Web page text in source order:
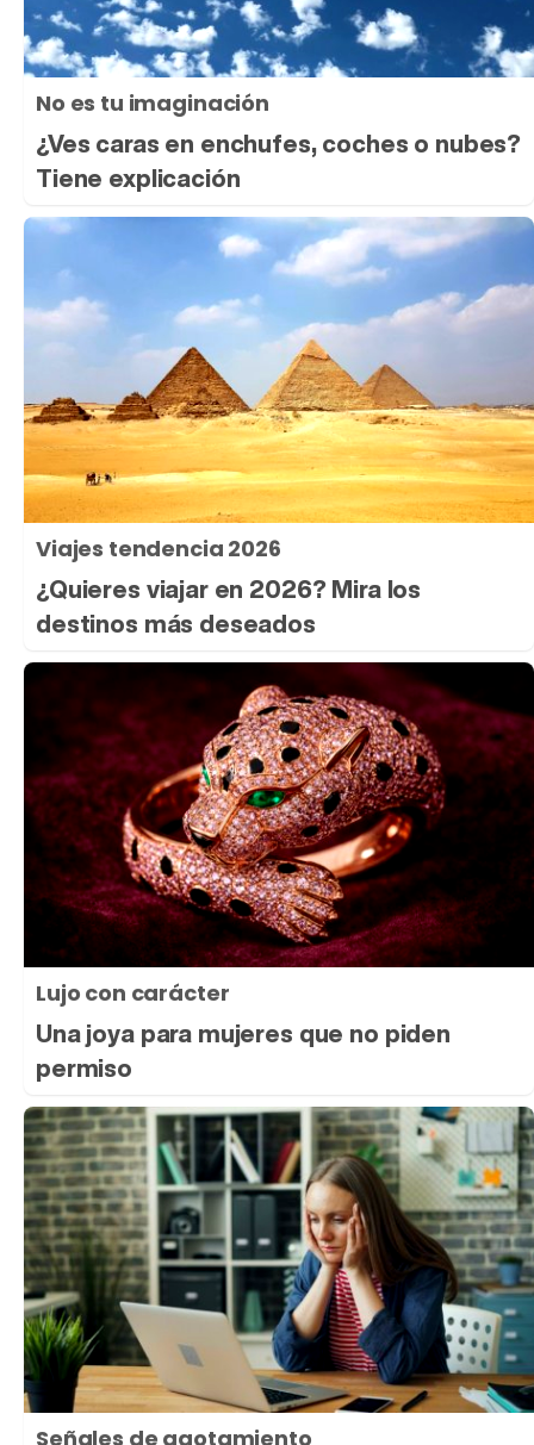
No es tu imaginación
¿Ves caras en enchufes, coches o nubes?
Tiene explicación
Viajes tendencia 2026
¿Quieres viajar en 2026? Mira los
destinos más deseados
Lujo con carácter
Una joya para mujeres que no piden
permiso
Señales de agotamiento